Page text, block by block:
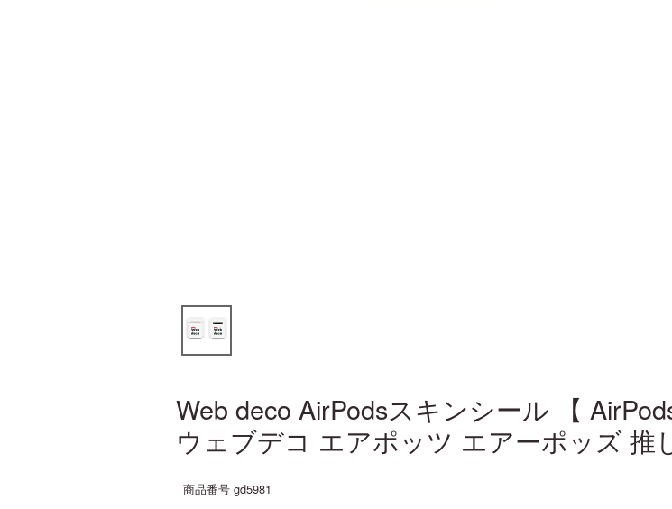
Web deco AirPodsスキンシール 【
ウェブデコ エアポッツ エアーポッズ
商品番号 gd5981